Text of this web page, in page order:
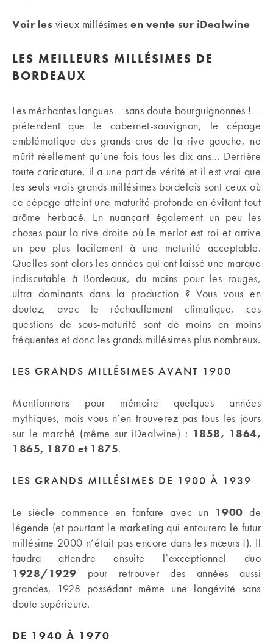
Voir les vieux millésimes en vente sur iDealwine
LES MEILLEURS MILLÉSIMES DE
BORDEAUX
Les méchantes langues – sans doute bourguignonnes ! –
prétendent que le cabernet-sauvignon, le cépage
emblématique des grands crus de la rive gauche, ne
mûrit réellement qu’une fois tous les dix ans… Derrière
toute caricature, il a une part de vérité et il est vrai que
les seuls vrais grands millésimes bordelais sont ceux où
ce cépage atteint une maturité profonde en évitant tout
arôme herbacé. En nuançant également un peu les
choses pour la rive droite où le merlot est roi et arrive
un peu plus facilement à une maturité acceptable.
Quelles sont alors les années qui ont laissé une marque
indiscutable à Bordeaux, du moins pour les rouges,
ultra dominants dans la production ? Vous vous en
doutez, avec le réchauffement climatique, ces
questions de sous-maturité sont de moins en moins
fréquentes et donc les grands millésimes plus nombreux.
LES GRANDS MILLÉSIMES AVANT 1900
Mentionnons pour mémoire quelques années
mythiques, mais vous n’en trouverez pas tous les jours
sur le marché (même sur iDealwine) : 1858, 1864,
1865, 1870 et 1875.
LES GRANDS MILLÉSIMES DE 1900 À 1939
Le siècle commence en fanfare avec un 1900 de
légende (et pourtant le marketing qui entourera le futur
millésime 2000 n’était pas encore dans les mœurs !). Il
faudra attendre ensuite l’exceptionnel duo
1928/1929 pour retrouver des années aussi
grandes, 1928 possédant même une longévité sans
doute supérieure.
DE 1940 À 1970